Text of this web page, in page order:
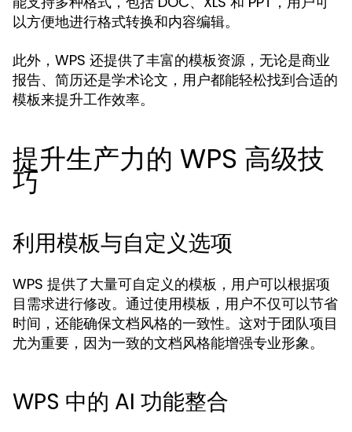
以方便地进行格式转换和内容编辑。
此外，WPS 还提供了丰富的模板资源，无论是商业
报告、简历还是学术论文，用户都能轻松找到合适的
模板来提升工作效率。
提升生产力的 WPS 高级技
巧
利用模板与自定义选项
WPS 提供了大量可自定义的模板，用户可以根据项
目需求进行修改。通过使用模板，用户不仅可以节省
时间，还能确保文档风格的一致性。这对于团队项目
尤为重要，因为一致的文档风格能增强专业形象。
WPS 中的 AI 功能整合